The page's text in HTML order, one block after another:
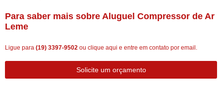
Para saber mais sobre Aluguel Compressor de Ar
Leme
Ligue para (19) 3397-9502 ou clique aqui e entre em contato por email.
Solicite um orçamento